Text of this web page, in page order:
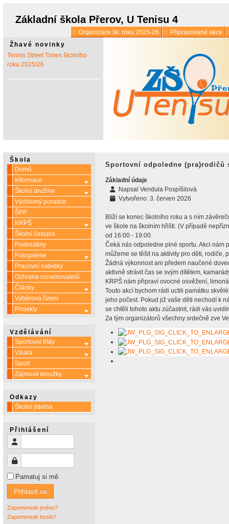
Základní škola Přerov, U Tenisu 4
Organizace šk. roku 2025-26
Připravované akce
Žhavé novinky
prázdninách
* 13. 5.:Vyšlo 6. číslo časopisu
Tennis Street Times školního
roku 2025/26
Škola
Domů
Informace
Více o: Informace
Školní družina Více o: Školní družina
Výchovný poradce
ŠPP
KRPŠ
Více o: KRPŠ
Školní časopis
Padesátiny
Fotogalerie
Více o: Fotogalerie
Pracovní nabídky
Ochrana oznamovatelů
Články
Více o: Články
Výběrová řízení
Projekty
Více o: Projekty
Vzdělávání
Sportovní třídy
Více o: Sportovní třídy
Výuka Více o: Výuka
Sport
Zájmové kroužky
Více o: Zájmové kroužky
Odkazy
Školní jídelna
Přihlášení
Heslo
Pamatuj si mě
Přihlásit se
Zapomenuté jméno?
Zapomenuté heslo?
Sportovní odpoledne (pra)rodičů
Základní údaje
Napsal Vendula Pospíšilová
Vytvořeno: 3. červen 2026
Blíží se konec školního roku a s ním
ve škole na školním hřišti. (V případě
od 16:00 - 19:00.
Čeká nás odpoledne plné sportu. Akci nám
můžeme se těšit na aktivity pro děti, rodiče,
Žádná výkonnost ani předem naučené
aktivně strávit čas se svým dítětem,
KRPŠ nám připraví ovocné osvěžení,
Touto akcí bychom rádi uctili památku
jeho počest. Pokud již vaše děti nechodí k
se chtěli tohoto aktu zúčastnit, rádi vás
Za tým organizátorů všechny srdečně zve